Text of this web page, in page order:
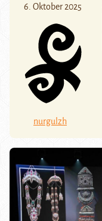
6. Oktober 2025
nurgulzh